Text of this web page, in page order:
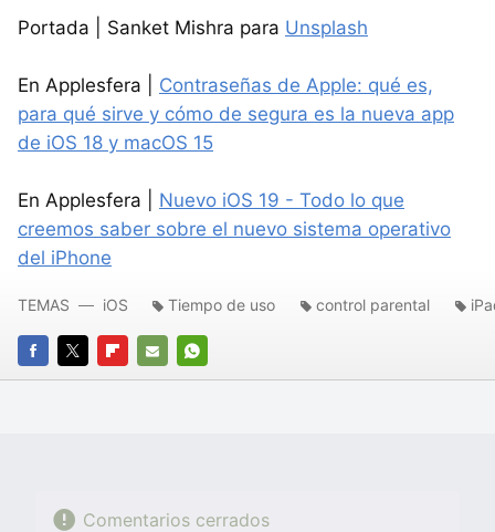
Portada | Sanket Mishra para Unsplash
En Applesfera | Contraseñas de Apple: qué es,
para qué sirve y cómo de segura es la nueva app
de iOS 18 y macOS 15
En Applesfera | Nuevo iOS 19 - Todo lo que
creemos saber sobre el nuevo sistema operativo
del iPhone
FACEBOOK
TWITTERFLIPBOARD
E-
WHATSAPP
TEMAS iOS Tiempo de uso control parental
Comentarios cerrados